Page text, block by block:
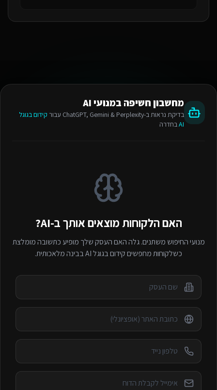
מחשבון חשיפה במנועי AI
בדיקת נראות ב-ChatGPT, Gemini & Perplexity עבור
קידום בגוגל
AIבחדרה
האם הלקוחות מוצאים אותך ב-AI?
מנועי החיפוש משתנים. גלה האם העסק שלך מופיע כתשובה מומלצת
כשלקוחות מחפשיםקידום בגוגל AI בבינה מלאכותית.